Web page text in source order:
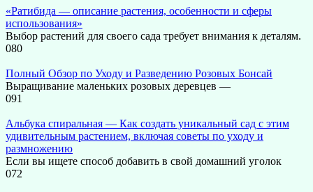
«Ратибида — описание растения, особенности и сферы
использования»
Выбор растений для своего сада требует внимания к деталям.
080
Полный Обзор по Уходу и Разведению Розовых Бонсай
Выращивание маленьких розовых деревцев —
091
Альбука спиральная — Как создать уникальный сад с этим
удивительным растением, включая советы по уходу и
размножению
Если вы ищете способ добавить в свой домашний уголок
072